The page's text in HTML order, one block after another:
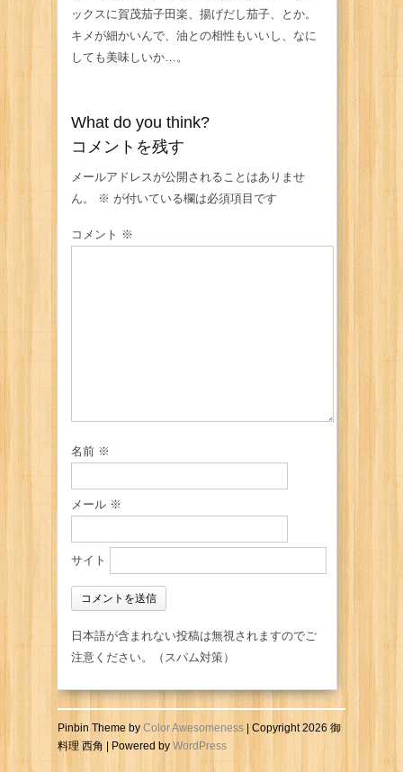
ックスに賀茂茄子田楽、揚げだし茄子、とか。
キメが細かいんで、油との相性もいいし、なに
しても美味しいか…。
What do you think?
コメントを残す
メールアドレスが公開されることはありませ
ん。
※ が付いている欄は必須項目です
コメント ※
名前 ※
メール ※
サイト
日本語が含まれない投稿は無視されますのでご
注意ください。（スパム対策）
Pinbin Theme by Color Awesomeness| Copyright 2026 御
料理 西角 | Powered byWordPress